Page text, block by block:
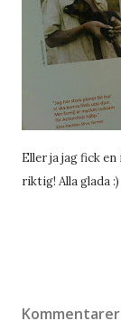
Eller ja jag fick
riktig! Alla glada :)
Kommentarer